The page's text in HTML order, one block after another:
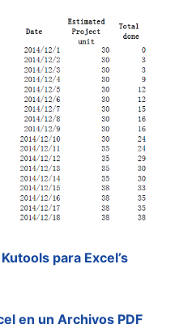
para Excel’s
en un Archivos PDF